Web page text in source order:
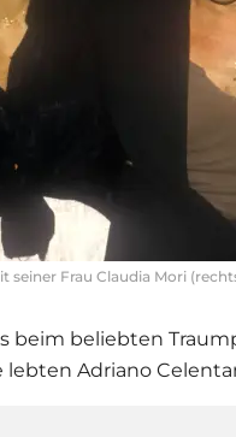
seiner Frau Claudia Mori
beim beliebten
lebten Adriano